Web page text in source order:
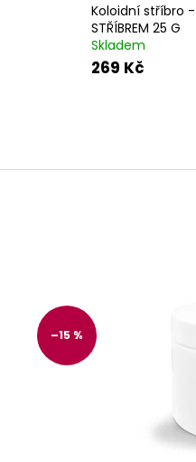
Koloidní stříbro -
STŘÍBREM 25 G
Skladem
269 Kč
–15 %
D3 & K2®, D3 4000
ROSTLINNÝCH